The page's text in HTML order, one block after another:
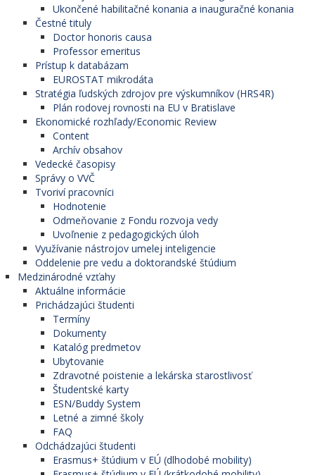
Ukončené habilitačné konania a inauguračné konania
Čestné tituly
Doctor honoris causa
Professor emeritus
Prístup k databázam
EUROSTAT mikrodáta
Stratégia ľudských zdrojov pre výskumníkov (HRS4R)
Plán rodovej rovnosti na EU v Bratislave
Ekonomické rozhľady/Economic Review
Content
Archív obsahov
Vedecké časopisy
Správy o VVČ
Tvoriví pracovníci
Hodnotenie
Odmeňovanie z Fondu rozvoja vedy
Uvoľnenie z pedagogických úloh
Využívanie nástrojov umelej inteligencie
Oddelenie pre vedu a doktorandské štúdium
Medzinárodné vzťahy
Aktuálne informácie
Prichádzajúci študenti
Termíny
Dokumenty
Katalóg predmetov
Ubytovanie
Zdravotné poistenie a lekárska starostlivosť
Študentské karty
ESN/Buddy System
Letné a zimné školy
FAQ
Odchádzajúci študenti
Erasmus+ štúdium v EÚ (dlhodobé mobility)